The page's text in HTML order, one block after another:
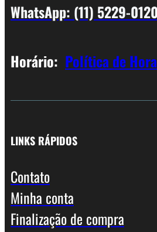
WhatsApp: (11) 5229-0120
Horário: Política de
LINKS RÁPIDOS
Contato
Minha conta
Finalização de compra